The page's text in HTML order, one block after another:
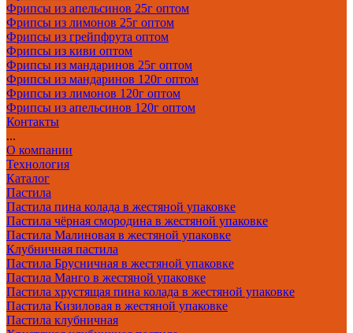
Фрипсы из апельсинов 25г оптом
Фрипсы из лимонов 25г оптом
Фрипсы из грейпфрута оптом
Фрипсы из киви оптом
Фрипсы из мандаринов 25г оптом
Фрипсы из мандаринов 120г оптом
Фрипсы из лимонов 120г оптом
Фрипсы из апельсинов 120г оптом
Контакты
...
О компании
Технология
Каталог
Пастила
Пастила пина колада в жестяной упаковке
Пастила чёрная смородина в жестяной упаковке
Пастила Малиновая в жестяной упаковке
Клубничная пастила
Пастила Брусничная в жестяной упаковке
Пастила Манго в жестяной упаковке
Пастила хрустящая пина колада в жестяной упаковке
Пастила Кизиловая в жестяной упаковке
Пастила клубничная